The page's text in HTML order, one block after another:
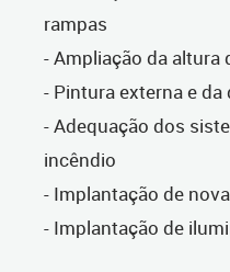
rampas
- Ampliação da altura
- Pintura externa e
- Adequação dos
incêndio
- Implantação de
- Implantação de